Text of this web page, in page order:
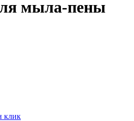
мыла-пены
клик